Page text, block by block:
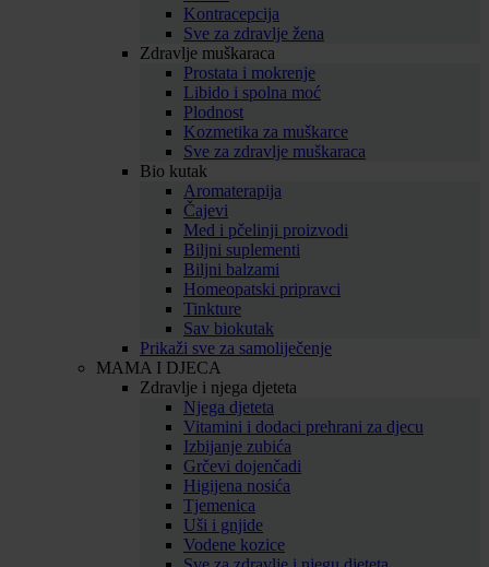
Kontracepcija
Sve za zdravlje žena
Zdravlje muškaraca
Prostata i mokrenje
Libido i spolna moć
Plodnost
Kozmetika za muškarce
Sve za zdravlje muškaraca
Bio kutak
Aromaterapija
Čajevi
Med i pčelinji proizvodi
Biljni suplementi
Biljni balzami
Homeopatski pripravci
Tinkture
Sav biokutak
Prikaži sve za samoliječenje
MAMA I DJECA
Zdravlje i njega djeteta
Njega djeteta
Vitamini i dodaci prehrani za djecu
Izbijanje zubića
Grčevi dojenčadi
Higijena nosića
Tjemenica
Uši i gnjide
Vodene kozice